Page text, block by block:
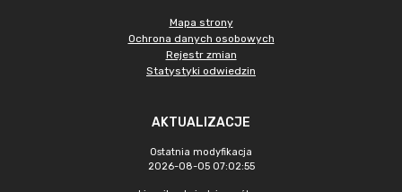
Mapa strony
Ochrona danych osobowych
Rejestr zmian
Statystyki odwiedzin
AKTUALIZACJE
Ostatnia modyfikacja
2026-08-05 07:02:55